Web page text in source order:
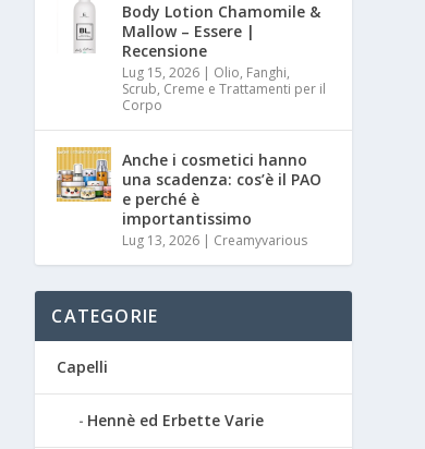
Body Lotion Chamomile &
Mallow – Essere |
Recensione
Lug 15, 2026 | Olio, Fanghi,
Scrub, Creme e Trattamenti per il
Corpo
Anche i cosmetici hanno
una scadenza: cos’è il PAO
e perché è
importantissimo
Lug 13, 2026 | Creamyvarious
CATEGORIE
Capelli
Hennè ed Erbette Varie